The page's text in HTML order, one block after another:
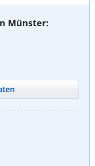
Münster: